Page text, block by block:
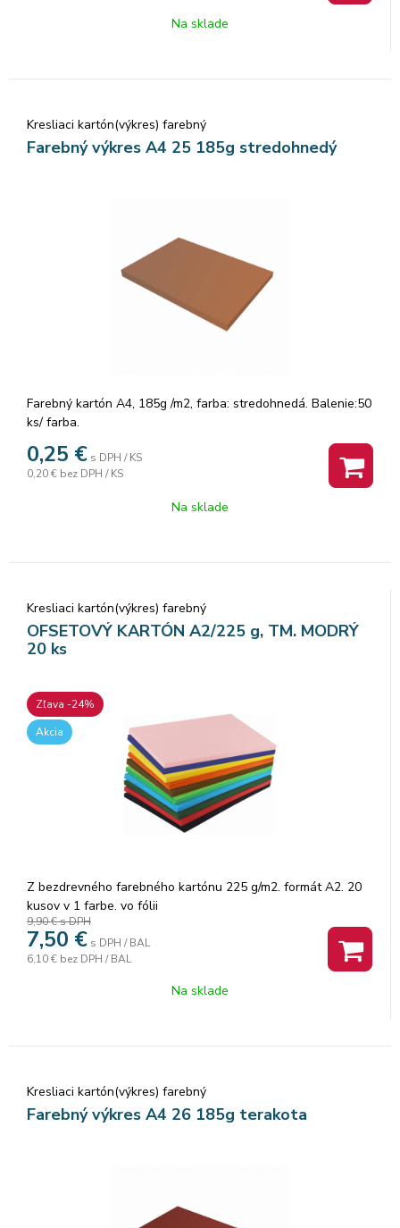
Na sklade
Kresliaci kartón(výkres) farebný
Farebný výkres A4 25 185g stredohnedý
Farebný kartón A4, 185g /m2, farba: stredohnedá. Balenie:50
ks/ farba.
0,25 € s DPH / KS
0,20 € bez DPH / KS
Na sklade
Kresliaci kartón(výkres) farebný
OFSETOVÝ KARTÓN A2/225 g, TM. MODRÝ
20 ks
Zľava -24%
Akcia
Z bezdrevného farebného kartónu 225 g/m2. formát A2. 20
kusov v 1 farbe. vo fólii
9,90 €s DPH
7,50 € s DPH / BAL
6,10 € bez DPH / BAL
Na sklade
Kresliaci kartón(výkres) farebný
Farebný výkres A4 26 185g terakota